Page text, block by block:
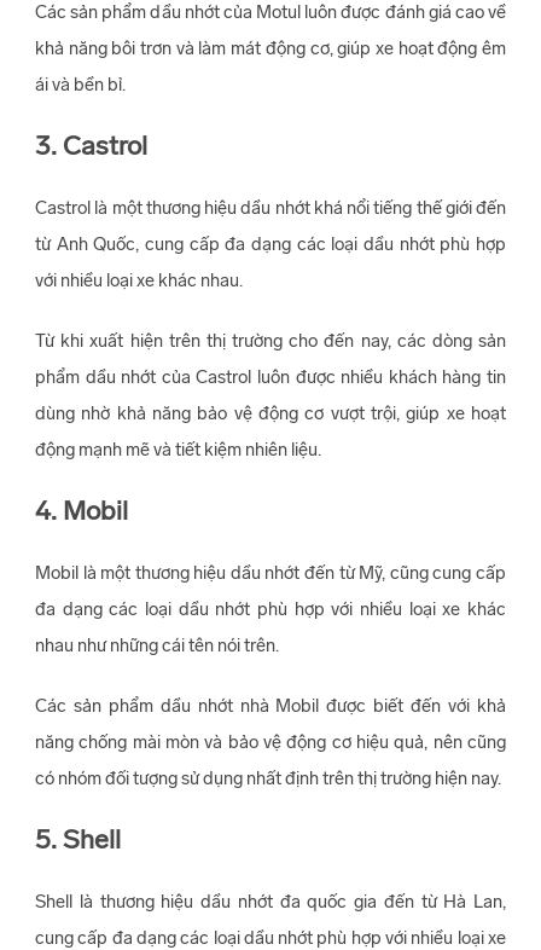
Các sản phẩm dầu nhớt của Motul luôn được đánh giá cao về
khả năng bôi trơn và làm mát động cơ, giúp xe hoạt động êm
ái và bền bỉ.
3. Castrol
Castrol là một thương hiệu dầu nhớt khá nổi tiếng thế giới đến
từ Anh Quốc, cung cấp đa dạng các loại dầu nhớt phù hợp
với nhiều loại xe khác nhau.
Từ khi xuất hiện trên thị trường cho đến nay, các dòng sản
phẩm dầu nhớt của Castrol luôn được nhiều khách hàng tin
dùng nhờ khả năng bảo vệ động cơ vượt trội, giúp xe hoạt
động mạnh mẽ và tiết kiệm nhiên liệu.
4. Mobil
Mobil là một thương hiệu dầu nhớt đến từ Mỹ, cũng cung cấp
đa dạng các loại dầu nhớt phù hợp với nhiều loại xe khác
nhau như những cái tên nói trên.
Các sản phẩm dầu nhớt nhà Mobil được biết đến với khả
năng chống mài mòn và bảo vệ động cơ hiệu quả, nên cũng
có nhóm đối tượng sử dụng nhất định trên thị trường hiện nay.
5. Shell
Shell là thương hiệu dầu nhớt đa quốc gia đến từ Hà Lan,
cung cấp đa dạng các loại dầu nhớt phù hợp với nhiều loại xe